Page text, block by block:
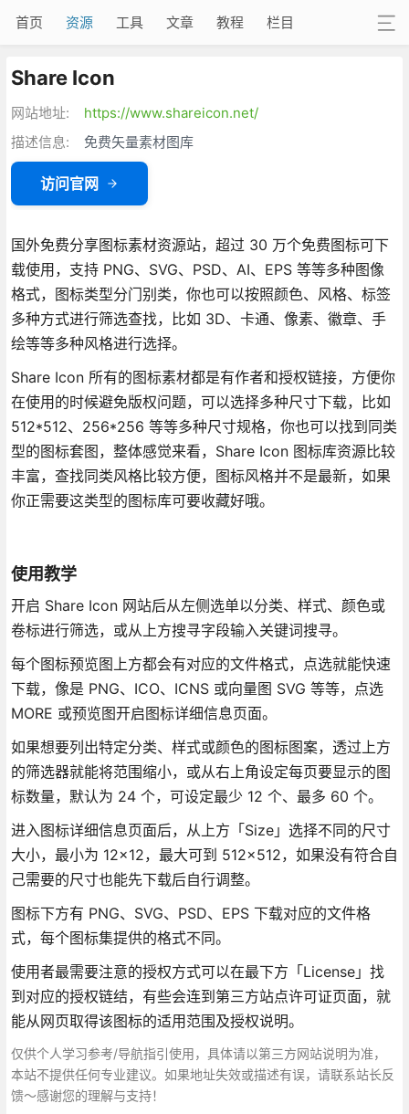
首页 资源 工具 文章 教程 栏目
Share Icon
网站地址:
https://www.shareicon.net/
描述信息:
免费矢量素材图库
访问官网
国外免费分享图标素材资源站，超过 30 万个免费图标可下
载使用，支持 PNG、SVG、PSD、AI、EPS 等等多种图像
格式，图标类型分门别类，你也可以按照颜色、风格、标签
多种方式进行筛选查找，比如 3D、卡通、像素、徽章、手
绘等等多种风格进行选择。
Share Icon 所有的图标素材都是有作者和授权链接，方便你
在使用的时候避免版权问题，可以选择多种尺寸下载，比如
512*512、256*256 等等多种尺寸规格，你也可以找到同类
型的图标套图，整体感觉来看，Share Icon 图标库资源比较
丰富，查找同类风格比较方便，图标风格并不是最新，如果
你正需要这类型的图标库可要收藏好哦。
使用教学
开启 Share Icon 网站后从左侧选单以分类、样式、颜色或
卷标进行筛选，或从上方搜寻字段输入关键词搜寻。
每个图标预览图上方都会有对应的文件格式，点选就能快速
下载，像是 PNG、ICO、ICNS 或向量图 SVG 等等，点选
MORE 或预览图开启图标详细信息页面。
如果想要列出特定分类、样式或颜色的图标图案，透过上方
的筛选器就能将范围缩小，或从右上角设定每页要显示的图
标数量，默认为 24 个，可设定最少 12 个、最多 60 个。
进入图标详细信息页面后，从上方「Size」选择不同的尺寸
大小，最小为 12×12，最大可到 512×512，如果没有符合自
己需要的尺寸也能先下载后自行调整。
图标下方有 PNG、SVG、PSD、EPS 下载对应的文件格
式，每个图标集提供的格式不同。
使用者最需要注意的授权方式可以在最下方「License」找
到对应的授权链结，有些会连到第三方站点许可证页面，就
能从网页取得该图标的适用范围及授权说明。
仅供个人学习参考/导航指引使用，具体请以第三方网站说明为准，
本站不提供任何专业建议。如果地址失效或描述有误，请联系站长反
馈～感谢您的理解与支持！